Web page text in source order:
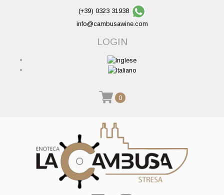
(+39) 0323 31938
info@cambusawine.com
LOGIN
0